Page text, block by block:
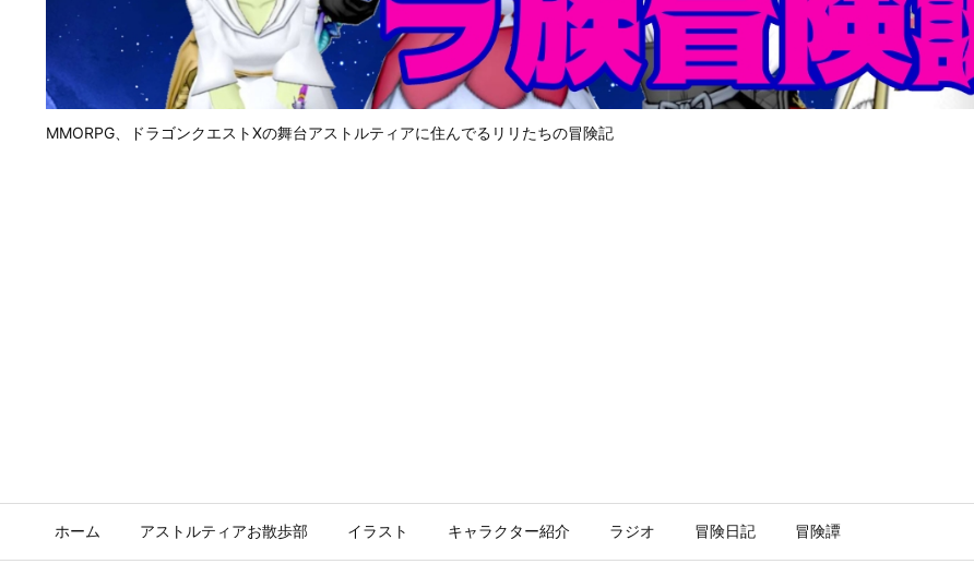
MMORPG、ドラゴンクエストⅩの舞台アストルティアに住んでるリリたちの冒険記
ホーム アストルティアお散歩部 イラスト キャラクター紹介 ラジオ 冒険日記 冒険譚